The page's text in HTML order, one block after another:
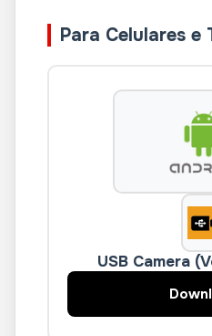
Para Celulares e
USB Camera